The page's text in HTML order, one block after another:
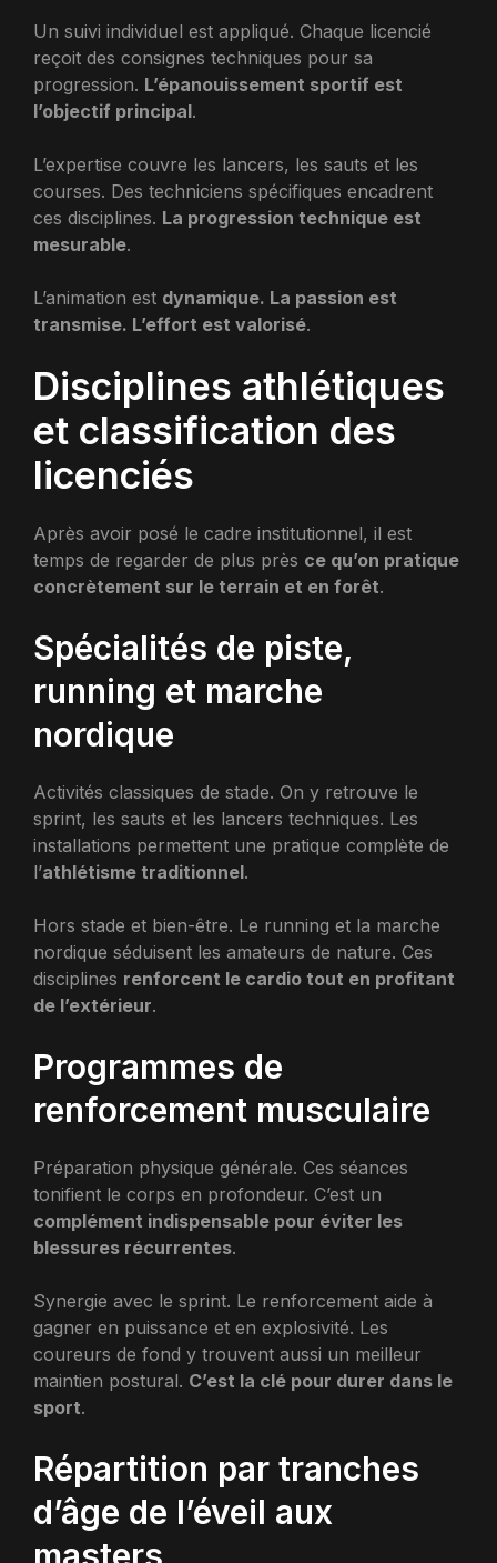
Un suivi individuel est appliqué. Chaque licencié
reçoit des consignes techniques pour sa
progression. L’épanouissement sportif est
l’objectif principal.
L’expertise couvre les lancers, les sauts et les
courses. Des techniciens spécifiques encadrent
ces disciplines. La progression technique est
mesurable.
L’animation est dynamique. La passion est
transmise. L’effort est valorisé.
Disciplines athlétiques
et classification des
licenciés
Après avoir posé le cadre institutionnel, il est
temps de regarder de plus près ce qu’on pratique
concrètement sur le terrain et en forêt.
Spécialités de piste,
running et marche
nordique
Activités classiques de stade. On y retrouve le
sprint, les sauts et les lancers techniques. Les
installations permettent une pratique complète de
l’athlétisme traditionnel.
Hors stade et bien-être. Le running et la marche
nordique séduisent les amateurs de nature. Ces
disciplines renforcent le cardio tout en profitant
de l’extérieur.
Programmes de
renforcement musculaire
Préparation physique générale. Ces séances
tonifient le corps en profondeur. C’est un
complément indispensable pour éviter les
blessures récurrentes.
Synergie avec le sprint. Le renforcement aide à
gagner en puissance et en explosivité. Les
coureurs de fond y trouvent aussi un meilleur
maintien postural. C’est la clé pour durer dans le
sport.
Répartition par tranches
d’âge de l’éveil aux